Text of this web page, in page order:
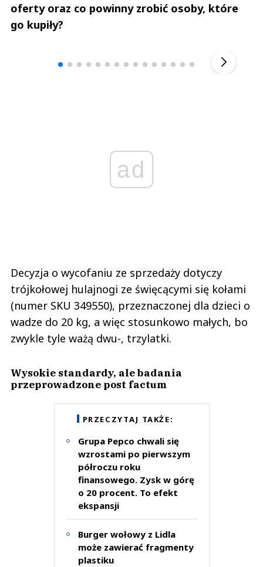
oferty oraz co powinny zrobić osoby, które
go kupiły?
ad
Decyzja o wycofaniu ze sprzedaży dotyczy
trójkołowej hulajnogi ze święcącymi się kołami
(numer SKU 349550), przeznaczonej dla dzieci o
wadze do 20 kg, a więc stosunkowo małych, bo
zwykle tyle ważą dwu-, trzylatki.
Wysokie standardy, ale badania
przeprowadzone post factum
PRZECZYTAJ TAKŻE:
Grupa Pepco chwali się
wzrostami po pierwszym
półroczu roku
finansowego. Zysk w górę
o 20 procent. To efekt
ekspansji
Burger wołowy z Lidla
może zawierać fragmenty
plastiku